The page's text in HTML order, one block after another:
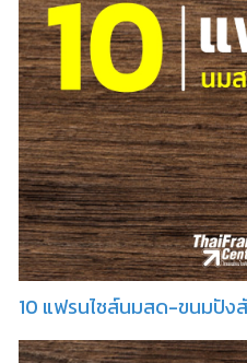
10 แฟรนไชส์นมสด-ขนมปัง